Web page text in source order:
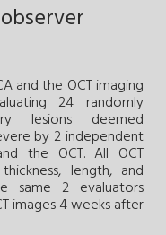
and the OCT imaging
24 randomly
lesions deemed
by 2 independent
the OCT. All OCT
length, and
same 2 evaluators
images 4 weeks after